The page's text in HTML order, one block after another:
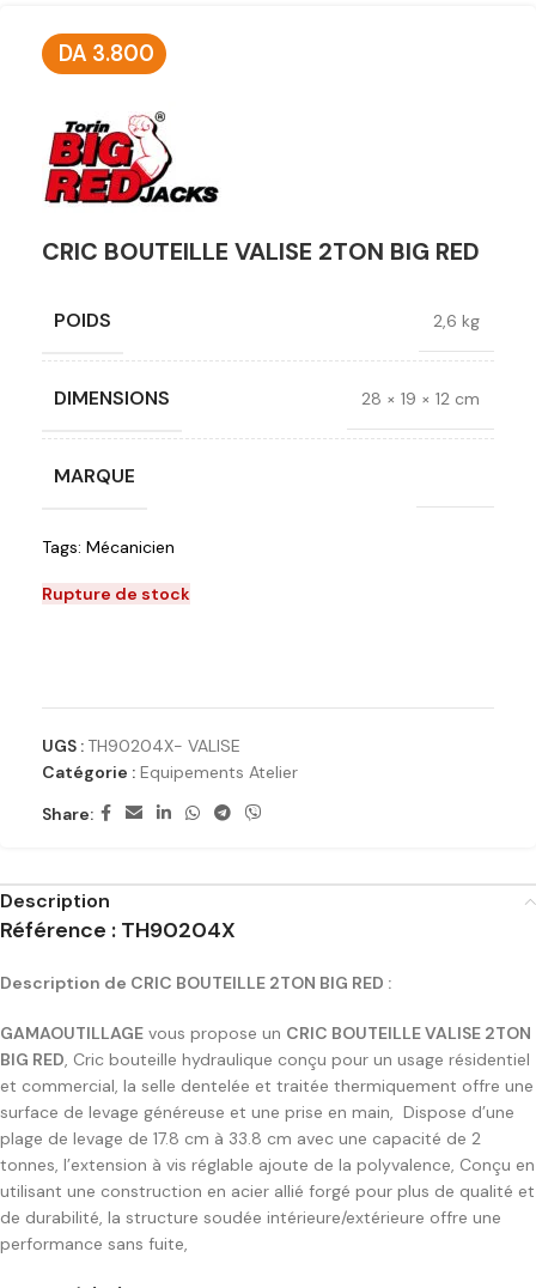
DA 3.800
CRIC BOUTEILLE VALISE 2TON BIG RED
POIDS 2,6 kg
DIMENSIONS 28 × 19 × 12 cm
MARQUE
Tags: Mécanicien
Rupture de stock
UGS : TH90204X- VALISE
Catégorie : Equipements Atelier
Share:
Description
Référence : TH90204X
Description de CRIC BOUTEILLE 2TON BIG RED :
GAMAOUTILLAGE vous propose un CRIC BOUTEILLE VALISE 2TON
BIG RED, Cric bouteille hydraulique conçu pour un usage résidentiel
et commercial, la selle dentelée et traitée thermiquement offre une
surface de levage généreuse et une prise en main, Dispose d’une
plage de levage de 17.8 cm à 33.8 cm avec une capacité de 2
tonnes, l’extension à vis réglable ajoute de la polyvalence, Conçu en
utilisant une construction en acier allié forgé pour plus de qualité et
de durabilité, la structure soudée intérieure/extérieure offre une
performance sans fuite,